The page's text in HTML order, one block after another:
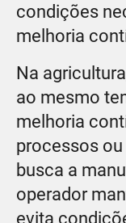
condições
melhoria
Na
ao mesmo
melhoria
processos ou
busca a
operador
evita